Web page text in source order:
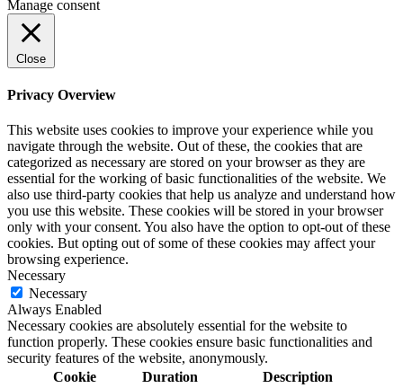
Manage consent
Close
Privacy Overview
This website uses cookies to improve your experience while you
navigate through the website. Out of these, the cookies that are
categorized as necessary are stored on your browser as they are
essential for the working of basic functionalities of the website. We
also use third-party cookies that help us analyze and understand how
you use this website. These cookies will be stored in your browser
only with your consent. You also have the option to opt-out of these
cookies. But opting out of some of these cookies may affect your
browsing experience.
Necessary
Necessary
Always Enabled
Necessary cookies are absolutely essential for the website to
function properly. These cookies ensure basic functionalities and
security features of the website, anonymously.
Cookie
Duration Description